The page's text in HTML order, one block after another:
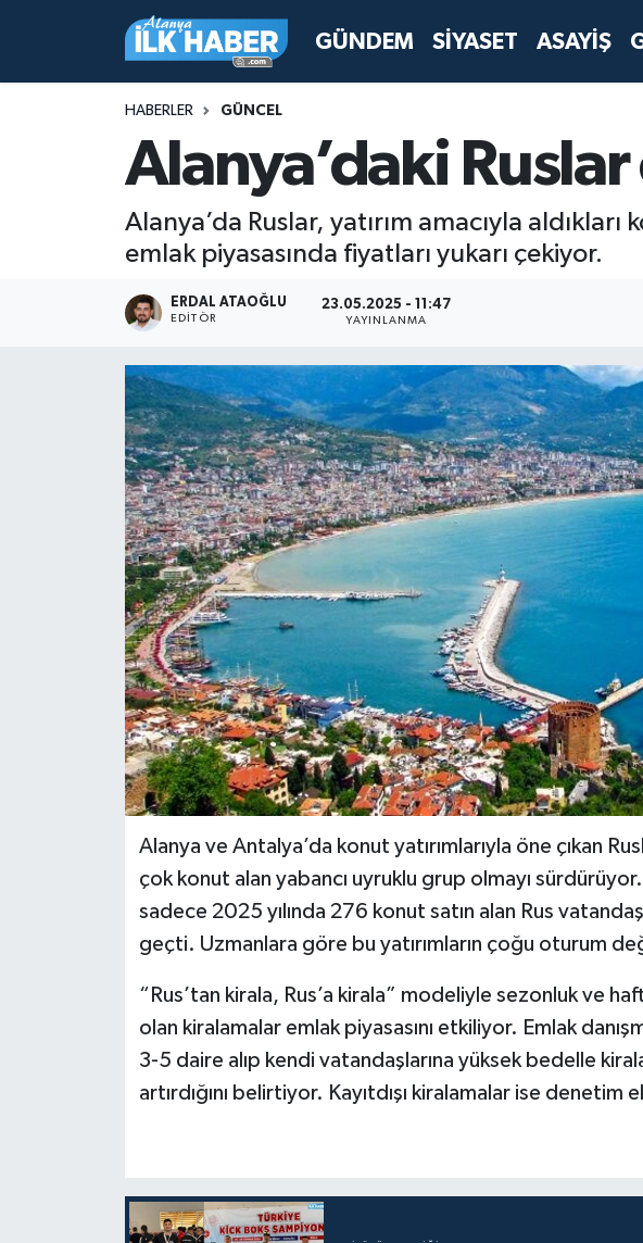
GÜNDEM SİYASET ASAYİŞ
HABERLER GÜNCEL
Alanya’daki
Alanya’da Ruslar, yatırım amacıyla
emlak piyasasında fiyatları yukarı çekiyor.
ERDAL ATAOĞLU
EDITÖR
23.05.2025 - 11:47
YAYINLANMA
Alanya ve Antalya’da konut yatırımlarıyla öne çıkan
çok konut alan yabancı uyruklu grup olmayı
sadece 2025 yılında 276 konut satın alan Rus
geçti. Uzmanlara göre bu yatırımların çoğu oturum
“Rus’tan kirala, Rus’a kirala” modeliyle sezonluk ve
olan kiralamalar emlak piyasasını etkiliyor. Emlak
3-5 daire alıp kendi vatandaşlarına yüksek bedelle
artırdığını belirtiyor. Kayıtdışı kiralamalar ise denetim
Antalya Nöbetçi Eczaneler
Antalya Hava Durumu
Antalya Namaz Vakitleri
Antalya Trafik Yoğunluk Haritası
Süper Lig Puan Durumu ve Fikstür
Son Dakika Haberleri
Haber Arşivi